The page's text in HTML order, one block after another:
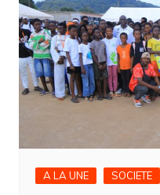
A LA UNE SOCIETE